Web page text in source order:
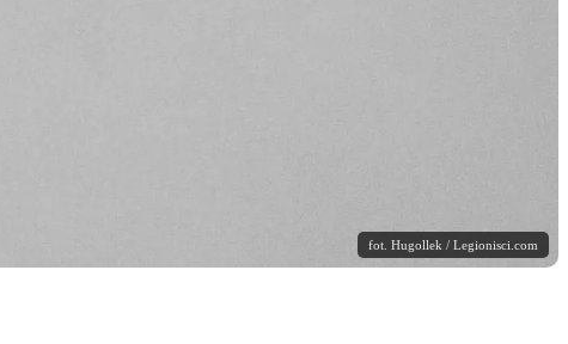
fot. Hugollek / Legionisci.com